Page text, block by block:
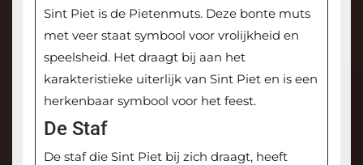
Sint Piet is de Pietenmuts. Deze bonte muts
met veer staat symbool voor vrolijkheid en
speelsheid. Het draagt bij aan het
karakteristieke uiterlijk van Sint Piet en is een
herkenbaar symbool voor het feest.
De Staf
De staf die Sint Piet bij zich draagt, heeft